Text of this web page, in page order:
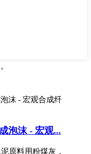
泡沫 - 宏观...